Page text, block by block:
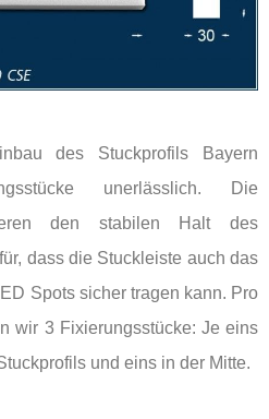
des Stuckprofils Bayern
unerlässlich. Die
den stabilen Halt des
dass die Stuckleiste auch das
Spots sicher tragen kann. Pro
wir 3 Fixierungsstücke: Je eins
und eins in der Mitte.